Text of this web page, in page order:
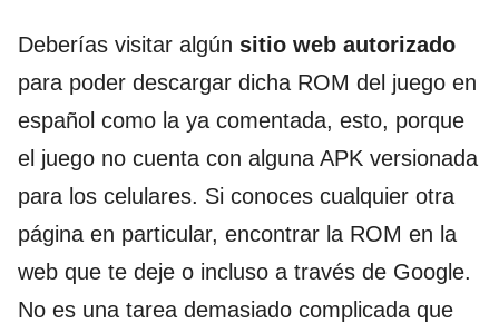
Deberías visitar algún sitio web autorizado
para poder descargar dicha ROM del juego en
español como la ya comentada, esto, porque
el juego no cuenta con alguna APK versionada
para los celulares. Si conoces cualquier otra
página en particular, encontrar la ROM en la
web que te deje o incluso a través de Google.
No es una tarea demasiado complicada que